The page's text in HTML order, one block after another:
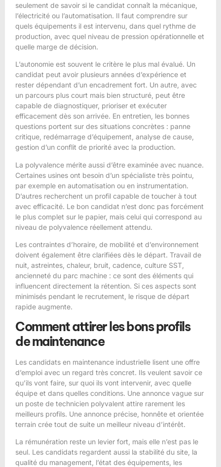
seulement de savoir si le candidat connaît la mécanique,
l’électricité ou l’automatisation. Il faut comprendre sur
quels équipements il est intervenu, dans quel rythme de
production, avec quel niveau de pression opérationnelle et
quelle marge de décision.
L’autonomie est souvent le critère le plus mal évalué. Un
candidat peut avoir plusieurs années d’expérience et
rester dépendant d’un encadrement fort. Un autre, avec
un parcours plus court mais bien structuré, peut être
capable de diagnostiquer, prioriser et exécuter
efficacement dès son arrivée. En entretien, les bonnes
questions portent sur des situations concrètes : panne
critique, redémarrage d’équipement, analyse de cause,
gestion d’un conflit de priorité avec la production.
La polyvalence mérite aussi d’être examinée avec nuance.
Certaines usines ont besoin d’un spécialiste très pointu,
par exemple en automatisation ou en instrumentation.
D’autres recherchent un profil capable de toucher à tout
avec efficacité. Le bon candidat n’est donc pas forcément
le plus complet sur le papier, mais celui qui correspond au
niveau de polyvalence réellement attendu.
Les contraintes d’horaire, de mobilité et d’environnement
doivent également être clarifiées dès le départ. Travail de
nuit, astreintes, chaleur, bruit, cadence, culture SST,
ancienneté du parc machine : ce sont des éléments qui
influencent directement la rétention. Si ces aspects sont
minimisés pendant le recrutement, le risque de départ
rapide augmente.
Comment attirer les bons profils
de maintenance
Les candidats en maintenance industrielle lisent une offre
d’emploi avec un regard très concret. Ils veulent savoir ce
qu’ils vont faire, sur quoi ils vont intervenir, avec quelle
équipe et dans quelles conditions. Une annonce vague sur
un poste de technicien polyvalent attire rarement les
meilleurs profils. Une annonce précise, honnête et orientée
terrain crée tout de suite un meilleur niveau d’intérêt.
La rémunération reste un levier fort, mais elle n’est pas le
seul. Les candidats regardent aussi la stabilité du site, la
qualité du management, l’état des équipements, les